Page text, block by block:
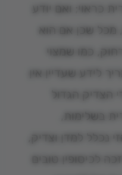
כראוי; ואם יודע
מכל שכן אם הוא
כמו שמצוי
לידע שעדיין אין
הצדיק הגדול
בשלימות,
נכלל למדן וצדיק,
לכיסופין טובים